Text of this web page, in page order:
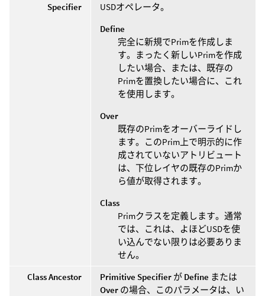
Specifier
USDオペレータ。
Define
完全に新規でPrimを作成しま
す。まったく新しいPrimを作成
したい場合、または、既存の
Primを置換したい場合に、これ
を使用します。
Over
既存のPrimをオーバーライドし
ます。このPrim上で明示的に作
成されていないアトリビュート
は、下位レイヤの既存のPrimか
ら値が取得されます。
Class
Primクラスを定義します。通常
では、これは、よほどUSDを使
い込んでない限りは必要ありま
せん。
Class Ancestor
Primitive Specifier が Define または
Over の場合、このパラメータは、い